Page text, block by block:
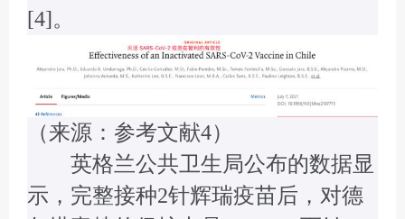
[4]。
（来源：参考文献4）
英格兰公共卫生局公布的数据显
示，完整接种2针辉瑞疫苗后，对德